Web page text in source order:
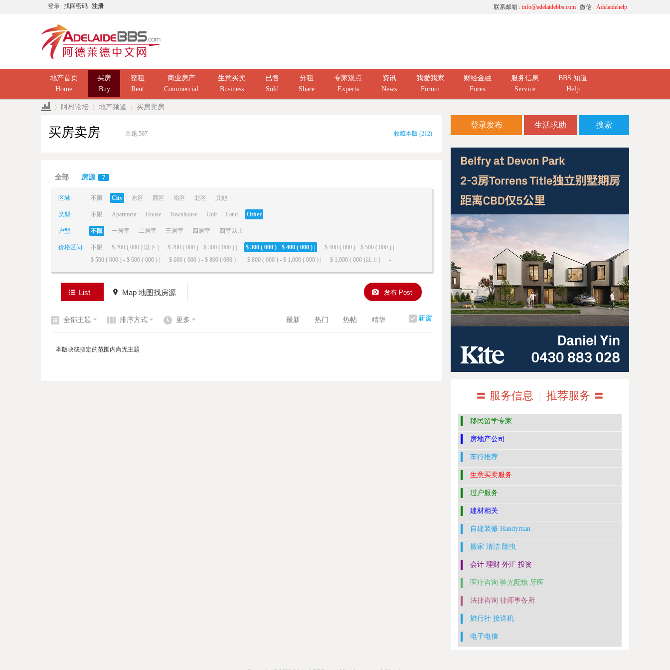
登录 找回密码 注册 微信 : Adelaidehelp
联系邮箱 : info@adelaidebbs.com
地产首页
Home
买房
Buy
整租
Rent
商业房产
Commercial
生意买卖
Business
已售
Sold
分租
Share
专家观点
Experts
资讯
News
我爱我家
Forum
财经金融
Forex
服务信息
Service
BBS 知道
Help
阿村论坛 地产频道 买房卖房
买房卖房 主题:507 收藏本版 (212)
全部 房源 7
区域: 不限 City 东区 西区 南区 北区 其他
类型: 不限 Apartment House Townhouse Unit Land Other
户型: 不限 一居室 二居室 三居室 四居室 四室以上
价格区间: 不限 $ 200 ( 000 ) 以下 | $ 200 ( 000 ) - $ 300 ( 000 ) | $ 300 ( 000 ) - $ 400 ( 000 ) |
$ 400 ( 000 ) - $ 500 ( 000 ) |
$ 500 ( 000 ) - $ 600 ( 000 ) |
$ 600 ( 000 ) - $ 800 ( 000 ) | $ 800 ( 000 ) - $ 1,000 ( 000 ) | $ 1,000 ( 000 )以上 | -
List Map 地图找房源 发布 Post
新窗
全部主题 排序方式 更多 最新 热门 热帖 精华
本版块或指定的范围内尚无主题
登录发布 生活求助 搜索
〓 服务信息 | 推荐服务 〓
移民留学专家
房地产公司
车行推荐
生意买卖服务
过户服务
建材相关
自建装修 Handyman
搬家 清洁 除虫
会计 理财 外汇 投资
医疗咨询 验光配镜 牙医
法律咨询 律师事务所
旅行社 接送机
电子电信